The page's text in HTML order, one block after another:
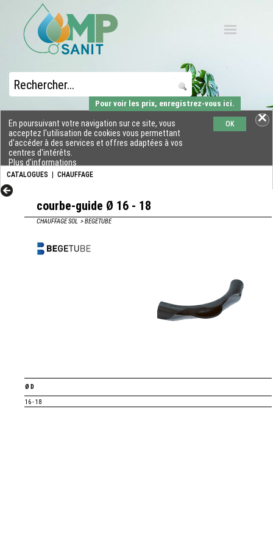
CATALOGUES CHAUFFAGE
En poursuivant votre navigation sur ce site, vous
acceptez l'utilisation de cookies vous permettant
d'accéder à des services et offres adaptées à vos
centres d'intérêts.
Plus d'informations
OK
Pour voir les prix, enregistrez-vous ici.